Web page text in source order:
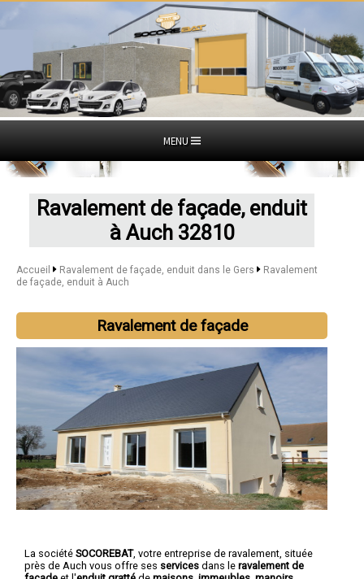
MENU
Ravalement de façade, enduit
à Auch 32810
Accueil Ravalement de façade, enduit dans le Gers
Ravalement
de façade, enduit à Auch
Ravalement de façade
La société SOCOREBAT, votre entreprise de ravalement , située
près de Auch vous offre ses services dans le ravalement de